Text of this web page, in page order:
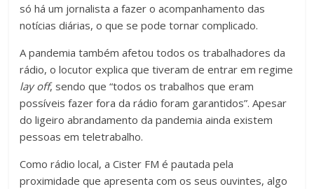
só há um jornalista a fazer o acompanhamento das
notícias diárias, o que se pode tornar complicado.
A pandemia também afetou todos os trabalhadores da
rádio, o locutor explica que tiveram de entrar em regime
lay off, sendo que “todos os trabalhos que eram
possíveis fazer fora da rádio foram garantidos”. Apesar
do ligeiro abrandamento da pandemia ainda existem
pessoas em teletrabalho.
Como rádio local, a Cister FM é pautada pela
proximidade que apresenta com os seus ouvintes, algo